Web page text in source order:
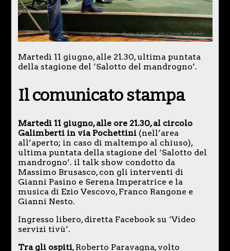
Martedì 11 giugno, alle 21.30, ultima puntata
della stagione del ‘Salotto del mandrogno’.
Il comunicato stampa
Martedì 11 giugno, alle ore 21.30, al circolo
Galimberti in via Pochettini (nell’area
all’aperto; in caso di maltempo al chiuso),
ultima puntata della stagione del ‘Salotto del
mandrogno’. il talk show condotto da
Massimo Brusasco, con gli interventi di
Gianni Pasino e Serena Imperatrice e la
musica di Ezio Vescovo, Franco Rangone e
Gianni Nesto.
Ingresso libero, diretta Facebook su ‘Video
servizi tivù’.
Tra gli ospiti, Roberto Paravagna, volto